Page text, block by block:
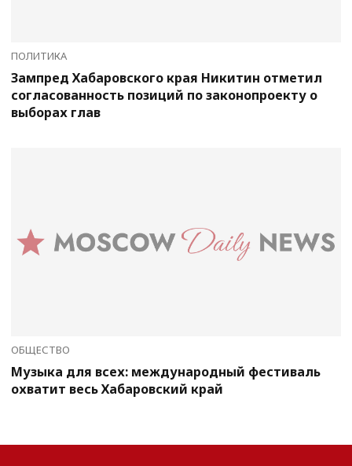
ПОЛИТИКА
Зампред Хабаровского края Никитин отметил
согласованность позиций по законопроекту о
выборах глав
ОБЩЕСТВО
Музыка для всех: международный фестиваль
охватит весь Хабаровский край